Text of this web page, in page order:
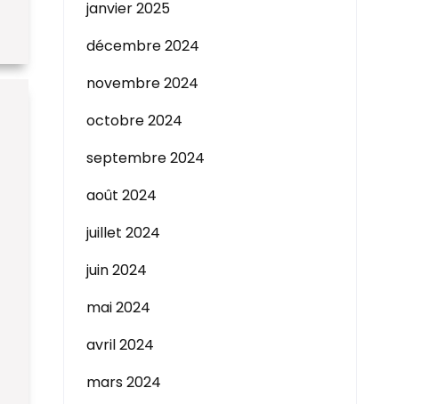
janvier 2025
décembre 2024
novembre 2024
octobre 2024
septembre 2024
août 2024
juillet 2024
juin 2024
mai 2024
avril 2024
mars 2024